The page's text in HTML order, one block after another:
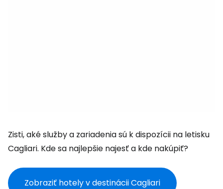
Zisti, aké služby a zariadenia sú k dispozícii na letisku
Cagliari. Kde sa najlepšie najesť a kde nakúpiť?
Zobraziť hotely v destinácii Cagliari